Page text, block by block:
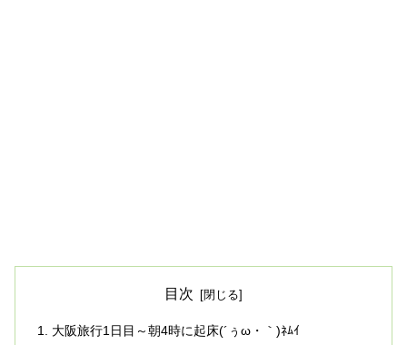
目次
大阪旅行1日目～朝4時に起床(´ぅω・｀)ﾈﾑｲ